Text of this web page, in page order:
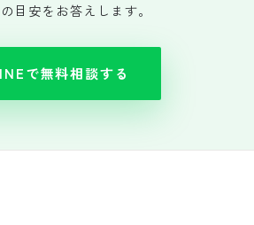
目安をお答えします。
で無料相談する